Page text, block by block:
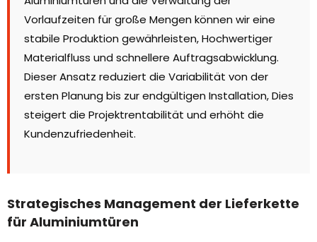
Vorlaufzeiten für große Mengen können wir eine
stabile Produktion gewährleisten, Hochwertiger
Materialfluss und schnellere Auftragsabwicklung.
Dieser Ansatz reduziert die Variabilität von der
ersten Planung bis zur endgültigen Installation, Dies
steigert die Projektrentabilität und erhöht die
Kundenzufriedenheit.
Strategisches Management der Lieferkette
für Aluminiumtüren